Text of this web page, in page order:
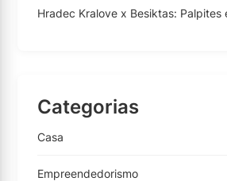
Hradec Kralove x Besiktas: Palpites
Categorias
Casa
Empreendedorismo